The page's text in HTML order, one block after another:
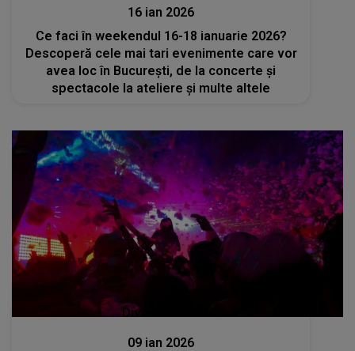
16 ian 2026
Ce faci în weekendul 16-18 ianuarie 2026?
Descoperă cele mai tari evenimente care vor
avea loc în București, de la concerte și
spectacole la ateliere și multe altele
Divertisment
09 ian 2026